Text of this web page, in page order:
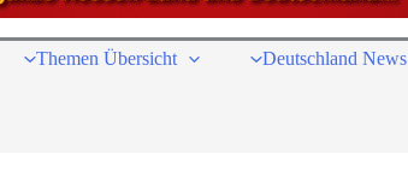
Themen Übersicht Deutschland News